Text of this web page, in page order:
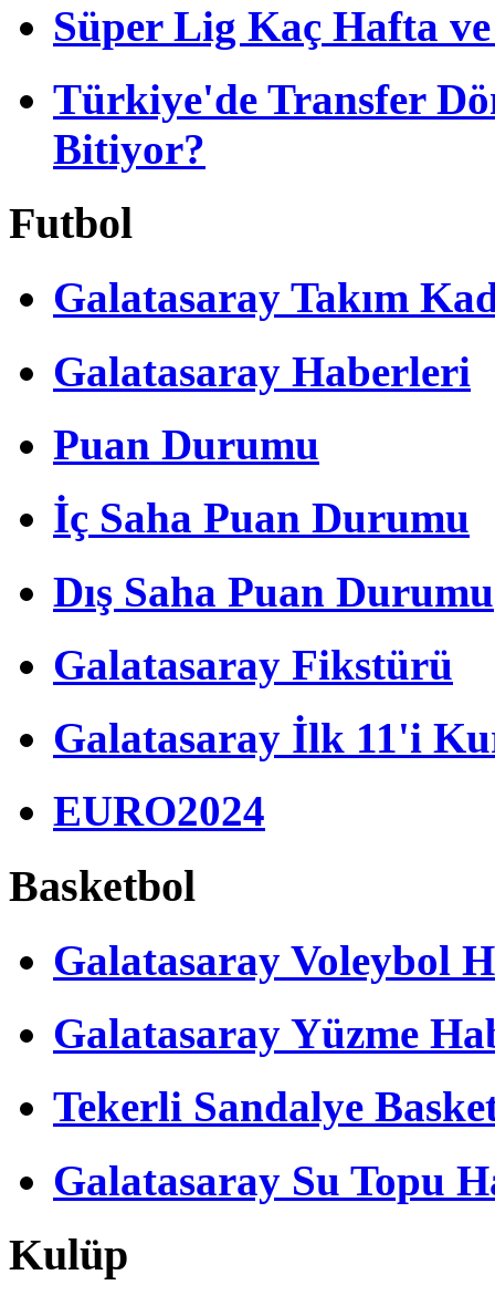
Süper Lig Kaç Hafta
Türkiye'de Transfer
Bitiyor?
Futbol
Galatasaray Takım
Galatasaray Haberleri
Puan Durumu
İç Saha Puan Durumu
Dış Saha Puan Durumu
Galatasaray Fikstürü
Galatasaray İlk 11'i
EURO2024
Basketbol
Galatasaray Voleybol
Galatasaray Yüzme
Tekerli Sandalye
Galatasaray Su Topu
Kulüp